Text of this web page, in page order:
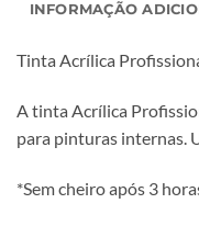
INFORMAÇÃO
Tinta Acrílica
A tinta Acrílica
para pinturas internas.
*Sem cheiro após 3